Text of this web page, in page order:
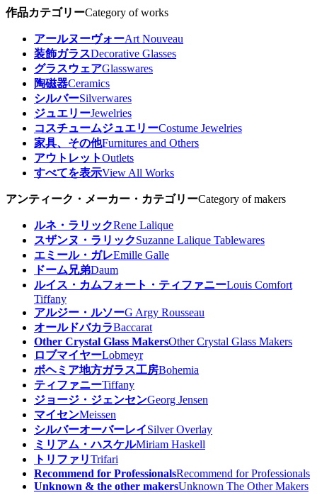
作品カテゴリーCategory of works
アールヌーヴォーArt Nouveau
装飾ガラスDecorative Glasses
グラスウェアGlasswares
陶磁器Ceramics
シルバーSilverwares
ジュエリーJewelries
コスチュームジュエリーCostume Jewelries
家具、その他Furnitures and Others
アウトレットOutlets
すべてを表示View All Works
アンティーク・メーカー・カテゴリーCategory of makers
ルネ・ラリックRene Lalique
スザンヌ・ラリックSuzanne Lalique Tablewares
エミール・ガレEmille Galle
ドーム兄弟Daum
ルイス・カムフォート・ティファニーLouis Comfort
Tiffany
アルジー・ルソーG Argy Rousseau
オールドバカラBaccarat
Other Crystal Glass MakersOther Crystal Glass Makers
ロブマイヤーLobmeyr
ボヘミア地方ガラス工房Bohemia
ティファニーTiffany
ジョージ・ジェンセンGeorg Jensen
マイセンMeissen
シルバーオーバーレイSilver Overlay
ミリアム・ハスケルMiriam Haskell
トリファリTrifari
Recommend for ProfessionalsRecommend for Professionals
Unknown & the other makersUnknown The Other Makers